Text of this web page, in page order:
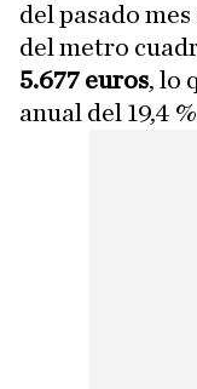
del pasado
del metro
5.677 euros, lo
anual del 19,4